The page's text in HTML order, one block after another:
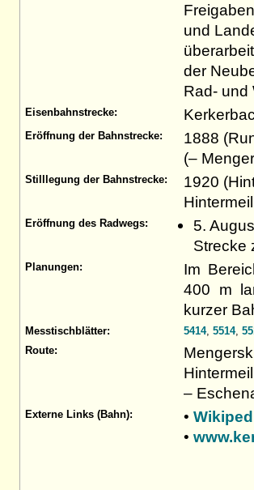
und
der
Rad- und
Eisenbahnstrecke:
Eröffnung der Bahnstrecke:
1888
(–
Stilllegung der Bahnstrecke:
1920
Eröffnung des Radwegs:
5.
Strecke
Planungen:
Im
400 m
kurzer
Messtischblätter: 5414, 5514,
Route:
–
Externe Links (Bahn): •
•